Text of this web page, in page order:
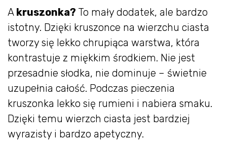
A kruszonka? To mały dodatek, ale bardzo
istotny. Dzięki kruszonce na wierzchu ciasta
tworzy się lekko chrupiąca warstwa, która
kontrastuje z miękkim środkiem. Nie jest
przesadnie słodka, nie dominuje – świetnie
uzupełnia całość. Podczas pieczenia
kruszonka lekko się rumieni i nabiera smaku.
Dzięki temu wierzch ciasta jest bardziej
wyrazisty i bardzo apetyczny.